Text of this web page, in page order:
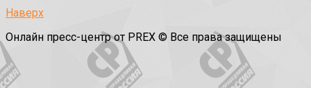
Наверх
Онлайн пресс-центр от PREX © Все права защищены